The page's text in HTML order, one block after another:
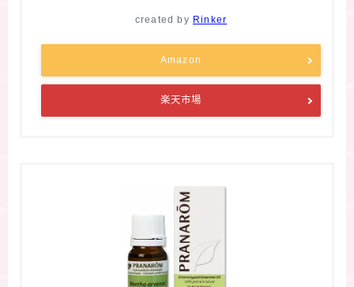
created by Rinker
Amazon
楽天市場